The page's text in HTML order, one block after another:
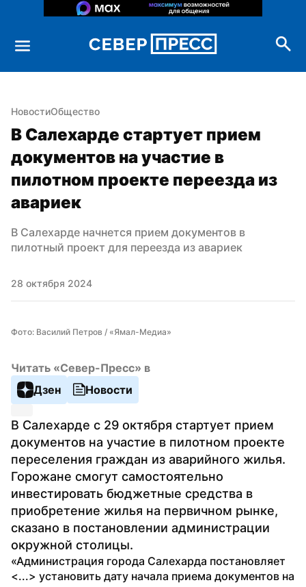
НовостиОбщество
В Салехарде стартует прием
документов на участие в
пилотном проекте переезда из
авариек
В Салехарде начнется прием документов в
пилотный проект для переезда из авариек
28 октября 2024
Фото: Василий Петров / «Ямал-Медиа»
Читать «Север-Пресс» в
Дзен
Новости
В Салехарде с 29 октября стартует прием
документов на участие в пилотном проекте
переселения граждан из аварийного жилья.
Горожане смогут самостоятельно
инвестировать бюджетные средства в
приобретение жилья на первичном рынке,
сказано в постановлении администрации
окружной столицы.
«Администрация города Салехарда постановляет
<...> установить дату начала приема документов на